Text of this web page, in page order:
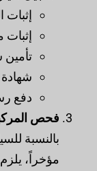
إثبات
إثبات
دفع
فحص
بالنسبة
مؤخراً،